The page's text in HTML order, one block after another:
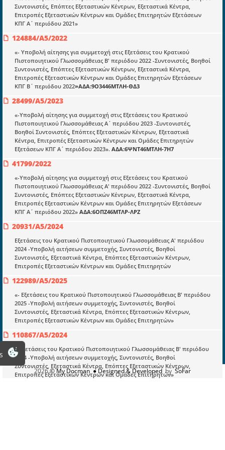
Συντονιστές, Επόπτες Εξεταστικών Κέντρων, Εξεταστικά Κέντρα,
Επιτροπές Εξεταστικών Κέντρων και Ομάδες Επιτηρητών Εξετάσεων
ΚΠΓ Α΄ περιόδου 2021»
124884/A5/2022
«- Υποβολή αίτησης για συμμετοχή στις Εξετάσεις του Κρατικού
Πιστοποιητικού Γλωσσομάθειας Β' περιόδου 2022 -Συντονιστές, Βοηθοί
Συντονιστές, Επόπτες Εξεταστικών Κέντρων, Εξεταστικά Κέντρα,
Επιτροπές Εξεταστικών Κέντρων και Ομάδες Επιτηρητών Εξετάσεων
ΚΠΓ Β΄ περιόδου 2022»ΑΔΑ:9Ο3446ΜΤΛΗ-ΘΔ3
28499/A5/2023
«-Υποβολή αίτησης για συμμετοχή στις Εξετάσεις του Κρατικού
Πιστοποιητικού Γλωσσομάθειας Α΄ περιόδου 2023 -Συντονιστές,
Βοηθοί Συντονιστές, Επόπτες Εξεταστικών Κέντρων, Εξεταστικά
Κέντρα, Επιτροπές Εξεταστικών Κέντρων και Ομάδες Επιτηρητών
Εξετάσεων ΚΠΓ Α΄ περιόδου 2023». ΑΔΑ:6ΨΝΤ46ΜΤΛΗ-7Η7
41799/2022
«-Υποβολή αίτησης για συμμετοχή στις Εξετάσεις του Κρατικού
Πιστοποιητικού Γλωσσομάθειας Α' περιόδου 2022 -Συντονιστές, Βοηθοί
Συντονιστές, Επόπτες Εξεταστικών Κέντρων, Εξεταστικά Κέντρα,
Επιτροπές Εξεταστικών Κέντρων και Ομάδες Επιτηρητών Εξετάσεων
ΚΠΓ Α΄ περιόδου 2022» ΑΔΑ:6ΟΠΖ46ΜΤΛΡ-ΛΡΖ
20931/A5/2024
Εξετάσεις του Κρατικού Πιστοποιητικού Γλωσσομάθειας Α' περιόδου
2024 -Υποβολή αιτήσεων συμμετοχής, Συντονιστές, Βοηθοί
Συντονιστές, Εξεταστικά Κέντρα, Επόπτες Εξεταστικών Κέντρων,
Επιτροπές Εξεταστικών Κέντρων και Ομάδες Επιτηρητών
122989/A5/2025
«- Εξετάσεις του Κρατικού Πιστοποιητικού Γλωσσομάθειας Β' περιόδου
2025 -Υποβολή αιτήσεων συμμετοχής, Συντονιστές, Βοηθοί
Συντονιστές, Εξεταστικά Κέντρα, Επόπτες Εξεταστικών Κέντρων,
Επιτροπές Εξεταστικών Κέντρων και Ομάδες Επιτηρητών»
110867/A5/2024
«-Εξετάσεις του Κρατικού Πιστοποιητικού Γλωσσομάθειας Β' περιόδου
2024 -Υποβολή αιτήσεων συμμετοχής, Συντονιστές, Βοηθοί
Συντονιστές, Εξεταστικά Κέντρα, Επόπτες Εξεταστικών Κέντρων,
Επιτροπές Εξεταστικών Κέντρων και Ομάδες Επιτηρητών»
Ποιοί είμαστε;
μετατράπηκε σε επιχειρηματική οντότητα και φιλοδοξεί να συμβάλλει
στην διάδοση της γνώσης.
Επικαιρότητα
E-book
Οδηγοί εκκαθάρισης
Υπουργικές αποφάσεις
Νομολογία και Γνωμοδοτήσεις ΝΣΚ
Είσοδος
Εγγραφή
Οδηγίες Εγγραφής
Βοηθός Αναζήτησης
Οροι χρησης ιστοτοπου
2026© My Docman ● Designed & DevelopedbySoFar